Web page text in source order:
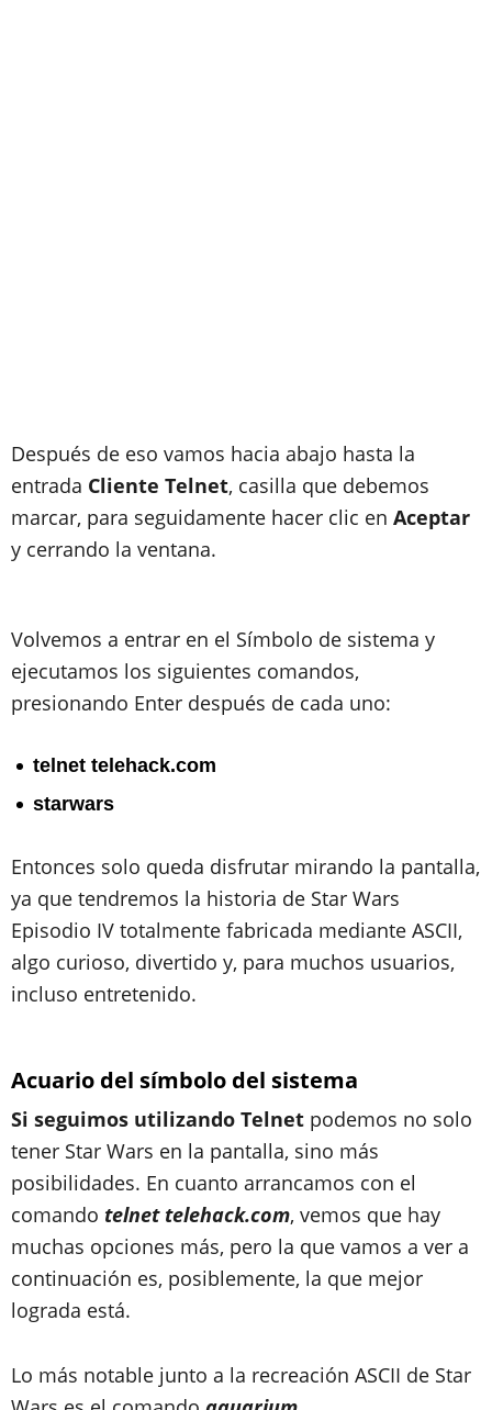
Después de eso vamos hacia abajo hasta la
entrada Cliente Telnet, casilla que debemos
marcar, para seguidamente hacer clic en Aceptar
y cerrando la ventana.
Volvemos a entrar en el Símbolo de sistema y
ejecutamos los siguientes comandos,
presionando Enter después de cada uno:
telnet telehack.com
starwars
Entonces solo queda disfrutar mirando la pantalla,
ya que tendremos la historia de Star Wars
Episodio IV totalmente fabricada mediante ASCII,
algo curioso, divertido y, para muchos usuarios,
incluso entretenido.
Acuario del símbolo del sistema
Si seguimos utilizando Telnet podemos no solo
tener Star Wars en la pantalla, sino más
posibilidades. En cuanto arrancamos con el
comando telnet telehack.com, vemos que hay
muchas opciones más, pero la que vamos a ver a
continuación es, posiblemente, la que mejor
lograda está.
Lo más notable junto a la recreación ASCII de Star